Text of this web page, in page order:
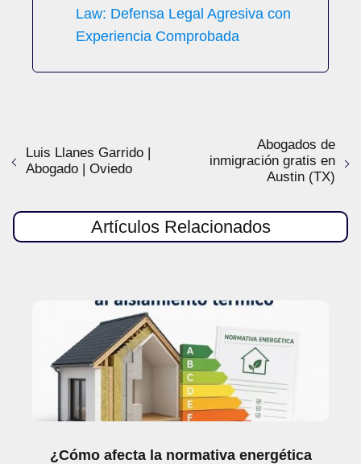
Law: Defensa Legal Agresiva con
Experiencia Comprobada
Luis Llanes Garrido |
Abogado | Oviedo
Abogados de
inmigración gratis en
Austin (TX)
Artículos Relacionados
¿Cómo afecta la normativa energética